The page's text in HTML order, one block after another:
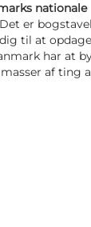
nationale
Det er
til at
har at
af ting